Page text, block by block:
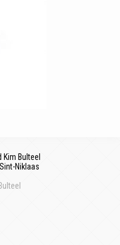
Bulteel
Niklaas